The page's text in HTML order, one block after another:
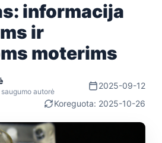
informacija
ir
moterims
autorė
2025-09-12
Koreguota: 2025-10-26